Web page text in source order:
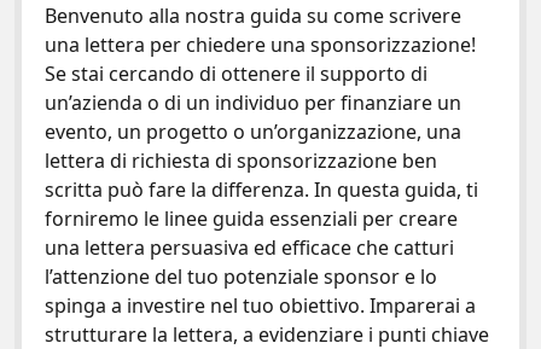
e
b
o
o
k
itt
er
er
es
t
ai
l
n
di
vi
di
Benvenuto alla nostra guida su come scrivere
una lettera per chiedere una sponsorizzazione!
Se stai cercando di ottenere il supporto di
un’azienda o di un individuo per finanziare un
evento, un progetto o un’organizzazione, una
lettera di richiesta di sponsorizzazione ben
scritta può fare la differenza. In questa guida, ti
forniremo le linee guida essenziali per creare
una lettera persuasiva ed efficace che catturi
l’attenzione del tuo potenziale sponsor e lo
spinga a investire nel tuo obiettivo. Imparerai a
strutturare la lettera, a evidenziare i punti chiave